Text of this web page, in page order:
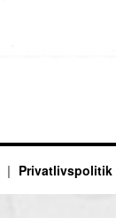
Privatlivspolitik